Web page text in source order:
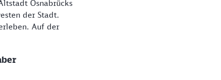
Osnabrücks
der Stadt.
Auf der